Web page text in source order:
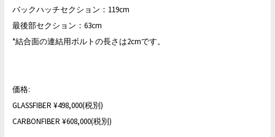
バックハッチセクション：119cm
最後部セクション：63cm
*結合面の連結用ボルトの長さは2cmです。
価格:
GLASSFIBER ¥498,000(税別)
CARBONFIBER ¥608,000(税別)